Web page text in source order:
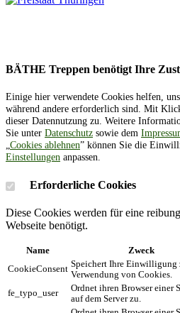
BÄTHE Treppen benötigt Ihre
Einige hier verwendete Cookies helfen,
während andere erforderlich sind. Mit
dieser Datennutzung zu. Weitere
Sie unter Datenschutz sowie dem
„Cookies ablehnen” können Sie die
Einstellungen anpassen.
Erforderliche Cookies
Diese Cookies werden für eine
Webseite benötigt.
Name Zweck
CookieConsent Speichert Ihre Einwilligung
Verwendung von Cookies.
fe_typo_user
Ordnet ihren Browser einer
auf dem Server zu.